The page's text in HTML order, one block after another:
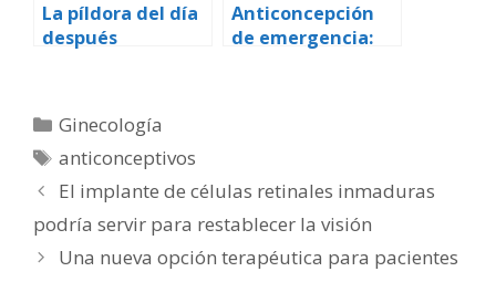
La píldora del día
después
Anticoncepción
de emergencia:
Categorías
Ginecología
Etiquetas
anticonceptivos
El implante de células retinales inmaduras
podría servir para restablecer la visión
Una nueva opción terapéutica para pacientes